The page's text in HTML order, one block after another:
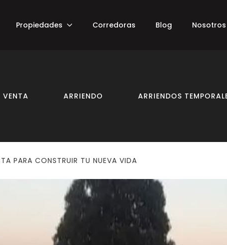
Propiedades Corredoras Blog Nosotros
VENTA ARRIENDO ARRIENDOS
PARA CONSTRUIR TU NUEVA VIDA